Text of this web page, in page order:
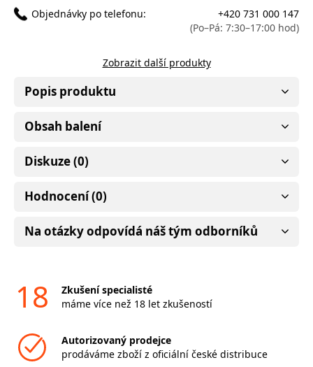
Objednávky po telefonu:
+420 731 000 147
(Po–Pá: 7:30–17:00 hod)
Zobrazit další produkty
Popis produktu
Obsah balení
Diskuze (0)
Hodnocení (0)
Na otázky odpovídá náš tým odborníků
18
Zkušení specialisté
máme více než 18 let zkušeností
Autorizovaný prodejce
prodáváme zboží z oficiální české distribuce